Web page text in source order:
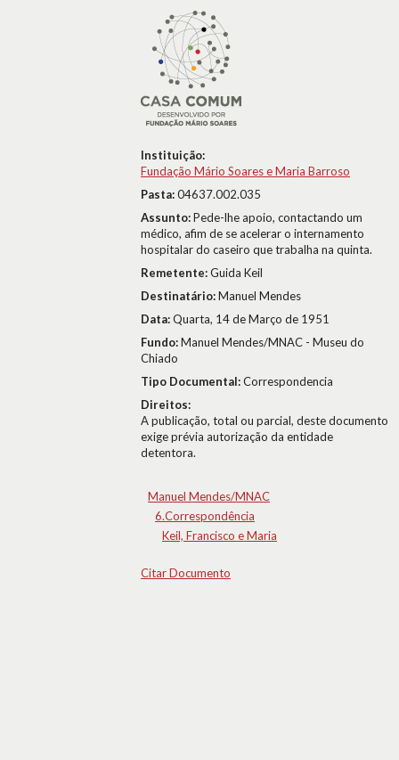
Instituição:
Fundação Mário Soares e Maria Barroso
Pasta:04637.002.035
Assunto:Pede-lhe apoio, contactando um
médico, afim de se acelerar o internamento
hospitalar do caseiro que trabalha na quinta.
Remetente:Guida Keil
Destinatário:Manuel Mendes
Data:Quarta, 14 de Março de 1951
Fundo:Manuel Mendes/MNAC - Museu do
Chiado
Tipo Documental:Correspondencia
Direitos:
A publicação, total ou parcial, deste documento
exige prévia autorização da entidade
detentora.
Manuel Mendes/MNAC
6.Correspondência
Keil, Francisco e Maria
Citar Documento